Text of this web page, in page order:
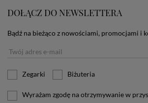
DOŁĄCZ DO NEWSLETTERA
Bądź na bieżąco z nowościami, promocjami i
Zegarki Biżuteria
Wyrażam zgodę na otrzymywanie w